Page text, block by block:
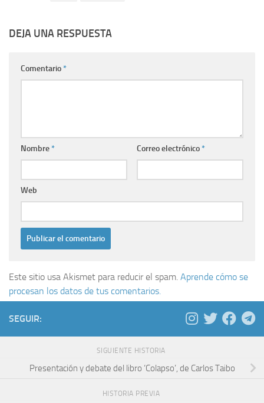
DEJA UNA RESPUESTA
Comentario*
Nombre* Correo electrónico*
Web
Este sitio usa Akismet para reducir el spam. Aprende cómo se
procesan los datos de tus comentarios.
SEGUIR:
SIGUIENTE HISTORIA
Presentación y debate del libro ‘Colapso’, de Carlos Taibo
HISTORIA PREVIA